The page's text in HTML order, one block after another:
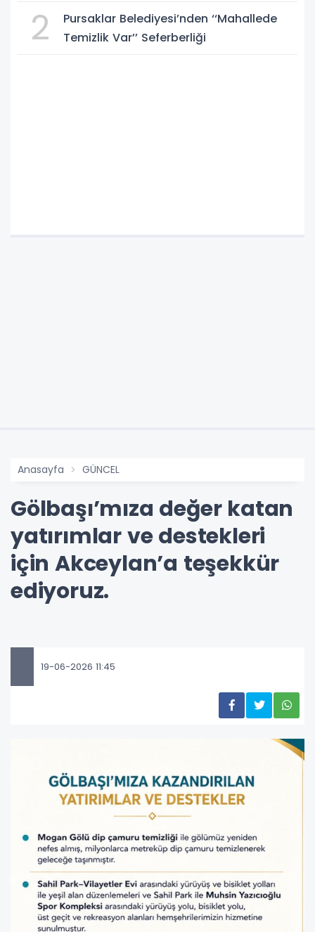
2
Pursaklar Belediyesi’nden ‘‘Mahallede
Temizlik Var’’ Seferberliği
Anasayfa GÜNCEL
Gölbaşı’mıza değer katan
yatırımlar ve destekleri
için Akceylan’a teşekkür
ediyoruz.
19-06-2026 11:45